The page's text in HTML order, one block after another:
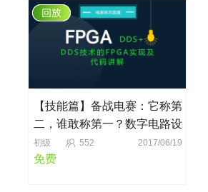
【技能篇】备战电赛：它称第
二，谁敢称第一？数字电路设
计一哥——FPGA
初级 552 2017/06/19
免费